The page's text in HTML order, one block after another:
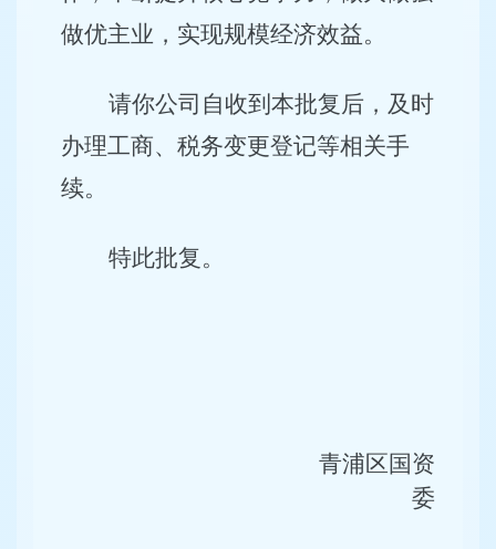
做优主业，实现规模经济效益。
请你公司自收到本批复后，及时
办理工商、税务变更登记等相关手
续。
特此批复。
青浦区国资
委